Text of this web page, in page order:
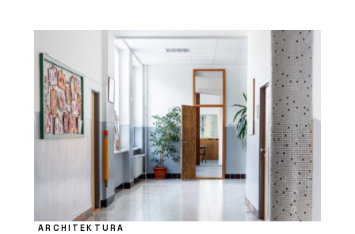
ARCHITEKTURA